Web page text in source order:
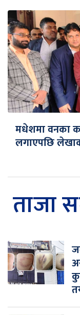
मधेशमा वनका
लगाएपछि
ताजा